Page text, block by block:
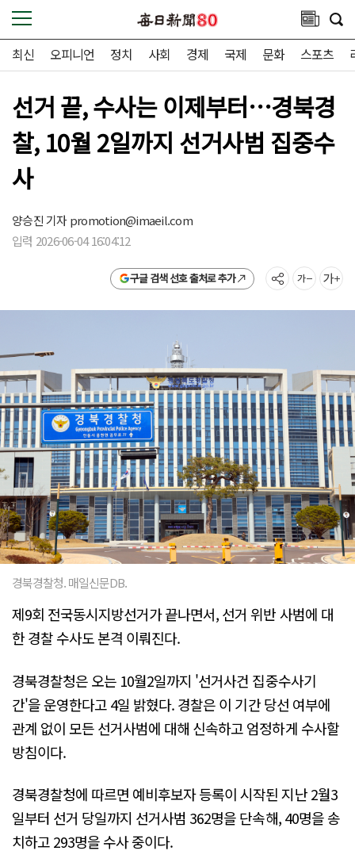
최신 오피니언 정치 사회 경제 국제 문화 스포츠
선거 끝, 수사는 이제부터…경북경
찰, 10월 2일까지 선거사범 집중수
사
양승진 기자promotion@imaeil.com
입력 2026-06-04 16:04:12
구글 검색 선호 출처로 추가
경북경찰청. 매일신문DB.
제9회 전국동시지방선거가 끝나면서, 선거 위반 사범에 대
한 경찰 수사도 본격 이뤄진다.
경북경찰청은 오는 10월2일까지 '선거사건 집중수사기
간'을 운영한다고 4일 밝혔다. 경찰은 이 기간 당선 여부에
관계 없이 모든 선거사범에 대해 신속하고 엄정하게 수사할
방침이다.
경북경찰청에 따르면 예비후보자 등록이 시작된 지난 2월3
일부터 선거 당일까지 선거사범 362명을 단속해, 40명을 송
치하고 293명을 수사 중이다.